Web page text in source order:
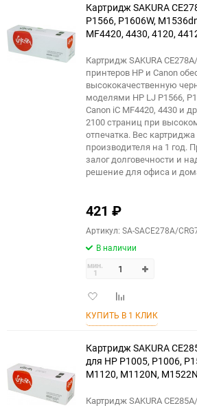
Картридж SAKURA
Р1566, Р1606W,
MF4420, 4430, 4120,
Картридж SAKURA
принтеров HP и Canon
высококачественную
моделями HP LJ P1566,
Canon iC MF4420, 4430 и
2100 страниц при
отпечатка. Вес картриджа
производителя на 1 год.
залог долговечности и
решение для офиса и
421 ₽
Артикул: SA-SACE278A/
В наличии
мин.
1
Добавить
избранное
Добавить
сравнению
КУПИТЬ В 1 КЛИК
Картридж SAKURA
для HP P1005, P1006,
M1120, M1120N,
6030, MF3010, черный,
Картридж SAKURA